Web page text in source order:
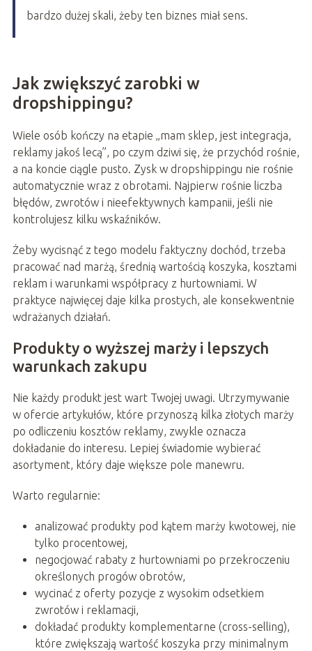
bardzo dużej skali, żeby ten biznes miał sens.
Jak zwiększyć zarobki w
dropshippingu?
Wiele osób kończy na etapie „mam sklep, jest integracja,
reklamy jakoś lecą”, po czym dziwi się, że przychód rośnie,
a na koncie ciągle pusto. Zysk w dropshippingu nie rośnie
automatycznie wraz z obrotami. Najpierw rośnie liczba
błędów, zwrotów i nieefektywnych kampanii, jeśli nie
kontrolujesz kilku wskaźników.
Żeby wycisnąć z tego modelu faktyczny dochód, trzeba
pracować nad marżą, średnią wartością koszyka, kosztami
reklam i warunkami współpracy z hurtowniami. W
praktyce najwięcej daje kilka prostych, ale konsekwentnie
wdrażanych działań.
Produkty o wyższej marży i lepszych
warunkach zakupu
Nie każdy produkt jest wart Twojej uwagi. Utrzymywanie
w ofercie artykułów, które przynoszą kilka złotych marży
po odliczeniu kosztów reklamy, zwykle oznacza
dokładanie do interesu. Lepiej świadomie wybierać
asortyment, który daje większe pole manewru.
Warto regularnie:
analizować produkty pod kątem marży kwotowej, nie
tylko procentowej,
negocjować rabaty z hurtowniami po przekroczeniu
określonych progów obrotów,
wycinać z oferty pozycje z wysokim odsetkiem
zwrotów i reklamacji,
dokładać produkty komplementarne (cross-selling),
które zwiększają wartość koszyka przy minimalnym